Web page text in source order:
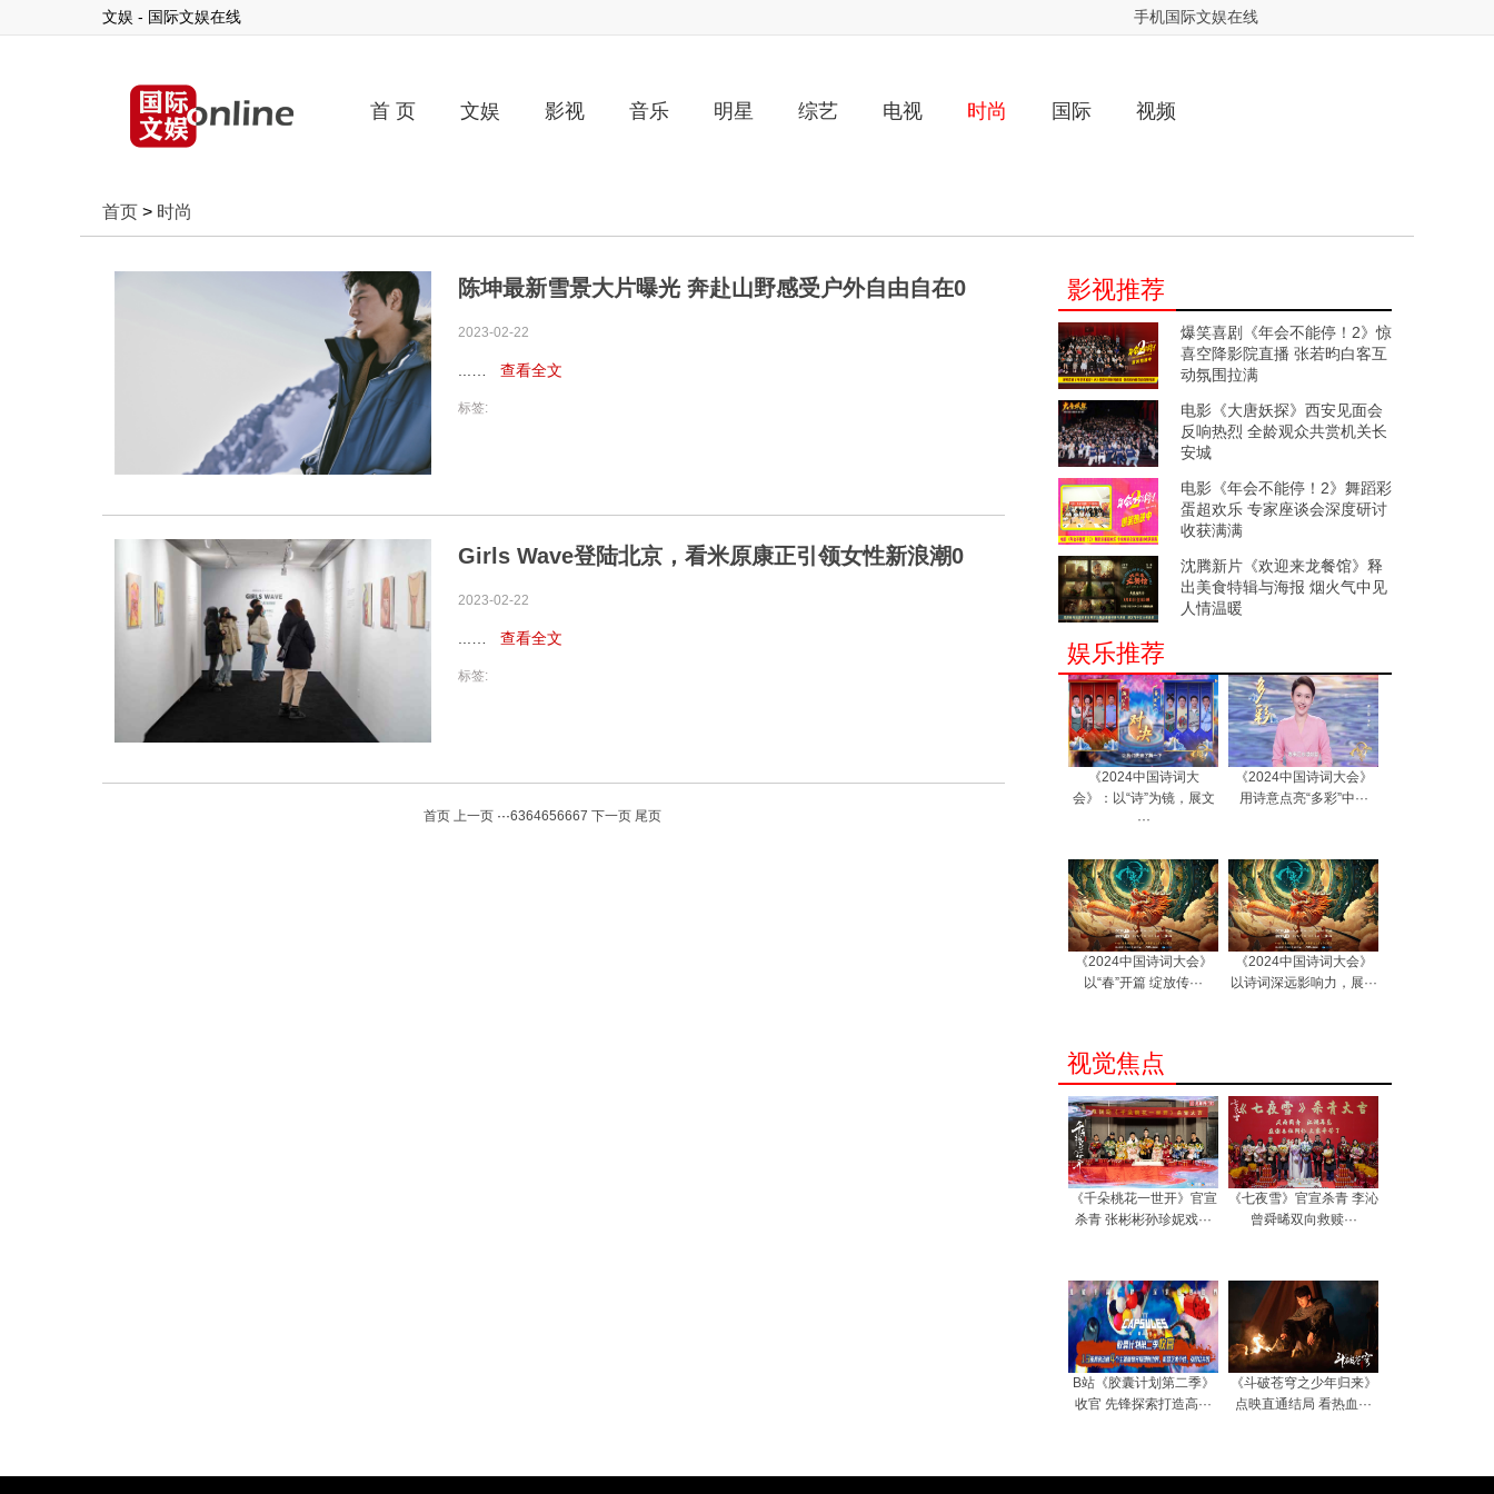
文娱 - 国际文娱在线 手机国际文娱在线
首 页 文娱 影视 音乐 明星 综艺 电视 时尚 国际 视频
首页 > 时尚
陈坤最新雪景大片曝光 奔赴山野感受户外自由自在0
2023-02-22
查看全文
标签:
Girls Wave登陆北京，看米原康正引领女性新浪潮0
2023-02-22
查看全文
标签:
首页 上一页 ···6364656667 下一页 尾页
影视推荐
爆笑喜剧《年会不能停！2》惊
喜空降影院直播 张若昀白客互
动氛围拉满
电影《大唐妖探》西安见面会
反响热烈 全龄观众共赏机关长
安城
电影《年会不能停！2》舞蹈彩
蛋超欢乐 专家座谈会深度研讨
收获满满
沈腾新片《欢迎来龙餐馆》释
出美食特辑与海报 烟火气中见
人情温暖
娱乐推荐
《2024中国诗词大
会》：以“诗”为镜，展文
···
《2024中国诗词大会》
用诗意点亮“多彩”中···
《2024中国诗词大会》
以“春”开篇 绽放传···
《2024中国诗词大会》
以诗词深远影响力，展···
视觉焦点
《千朵桃花一世开》官宣
杀青 张彬彬孙珍妮戏···
《七夜雪》官宣杀青 李沁
曾舜晞双向救赎···
B站《胶囊计划第二季》
收官 先锋探索打造高···
《斗破苍穹之少年归来》
点映直通结局 看热血···